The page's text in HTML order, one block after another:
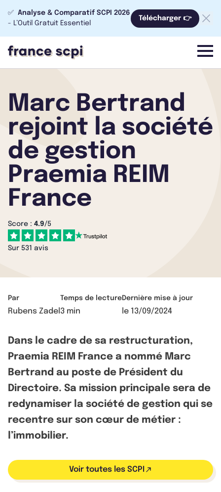
✅ Analyse & Comparatif SCPI 2026
- L’Outil Gratuit Essentiel
Télécharger 👉
menu
Marc Bertrand
rejoint la société
de gestion
Praemia REIM
France
Score : 4.9/5
Sur 531 avis
Par
Rubens Zadel
Temps de lecture
3 min
Dernière mise à jour
le 13/09/2024
Dans le cadre de sa restructuration,
Praemia REIM France a nommé Marc
Bertrand au poste de Président du
Directoire. Sa mission principale sera de
redynamiser la société de gestion qui se
recentre sur son cœur de métier :
l’immobilier.
Voir toutes les SCPI